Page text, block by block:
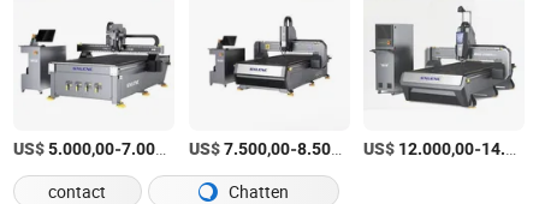
US$5.000,00-7.000,00 /Set
US$7.500,00-8.500,00 /Set
US$ 12.000,00-14.000,00
contact Chatten